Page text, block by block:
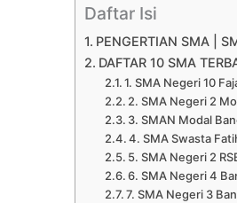
Daftar Isi
PENGERTIAN SMA |
DAFTAR 10 SMA
1. SMA Negeri 10
2. SMA Negeri 2
3. SMAN Modal
4. SMA Swasta
5. SMA Negeri 2
6. SMA Negeri 4
7. SMA Negeri 3